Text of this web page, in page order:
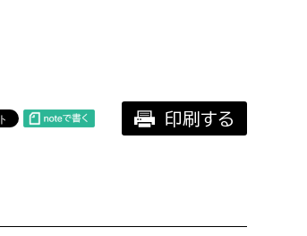
環境政策課
環境事業センター
印刷する